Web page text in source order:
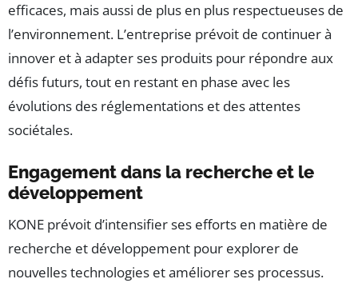
efficaces, mais aussi de plus en plus respectueuses de
l’environnement. L’entreprise prévoit de continuer à
innover et à adapter ses produits pour répondre aux
défis futurs, tout en restant en phase avec les
évolutions des réglementations et des attentes
sociétales.
Engagement dans la recherche et le
développement
KONE prévoit d’intensifier ses efforts en matière de
recherche et développement pour explorer de
nouvelles technologies et améliorer ses processus.